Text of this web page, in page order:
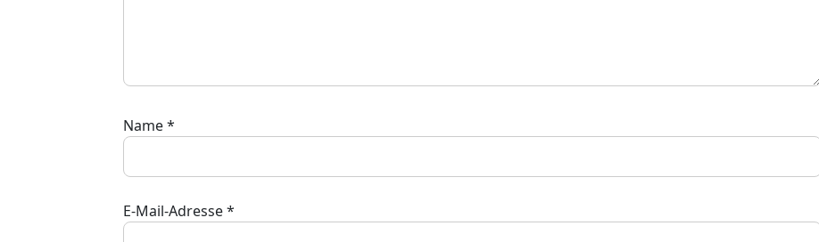
Name*
E-Mail-Adresse*